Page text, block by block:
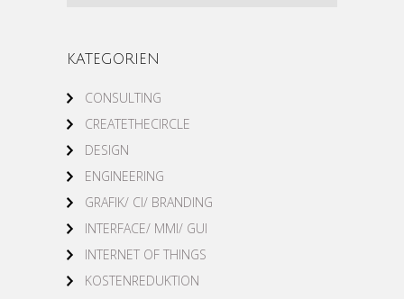
KATEGORIEN
CONSULTING
CREATETHECIRCLE
DESIGN
ENGINEERING
GRAFIK/ CI/ BRANDING
INTERFACE/ MMI/ GUI
INTERNET OF THINGS
KOSTENREDUKTION